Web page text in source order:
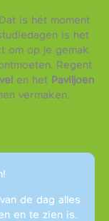
is hét moment
is het
om op je gemak
Regent
en het Paviljoen
vermaken.
de dag alles
en te zien is.